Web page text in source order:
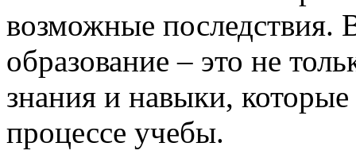
возможные последствия.
образование – это не
знания и навыки,
процессе учебы.